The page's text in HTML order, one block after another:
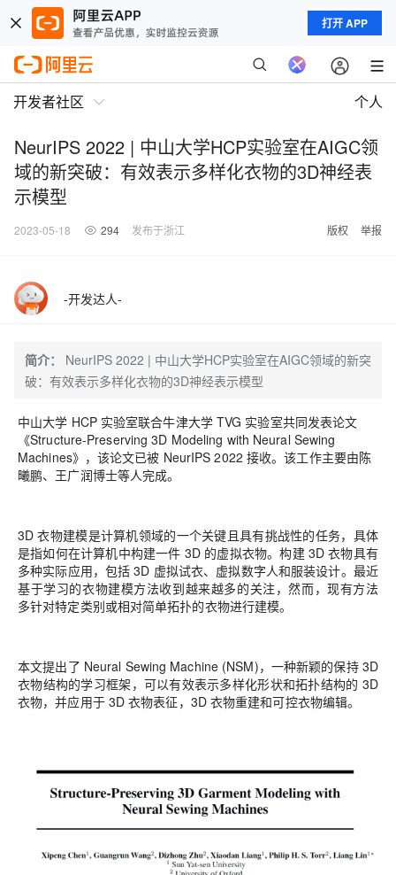
打开 APP
开发者社区 个人
NeurIPS 2022 | 中山大学HCP实验室在AIGC领
域的新突破：有效表示多样化衣物的3D神经表
示模型
2023-05-18 294 发布于浙江 版权 举报
-开发达人-
简介：
NeurIPS 2022 | 中山大学HCP实验室在AIGC领域的新突
破：有效表示多样化衣物的3D神经表示模型
中山大学 HCP 实验室联合牛津大学 TVG 实验室共同发表论文
《Structure-Preserving 3D Modeling with Neural Sewing
Machines》，该论文已被 NeurIPS 2022 接收。该工作主要由陈
曦鹏、王广润博士等人完成。
3D 衣物建模是计算机领域的一个关键且具有挑战性的任务，具体
是指如何在计算机中构建一件 3D 的虚拟衣物。构建 3D 衣物具有
多种实际应用，包括 3D 虚拟试衣、虚拟数字人和服装设计。最近
基于学习的衣物建模方法收到越来越多的关注，然而，现有方法
多针对特定类别或相对简单拓扑的衣物进行建模。
本文提出了 Neural Sewing Machine (NSM)，一种新颖的保持 3D
衣物结构的学习框架，可以有效表示多样化形状和拓扑结构的 3D
衣物，并应用于 3D 衣物表征，3D 衣物重建和可控衣物编辑。